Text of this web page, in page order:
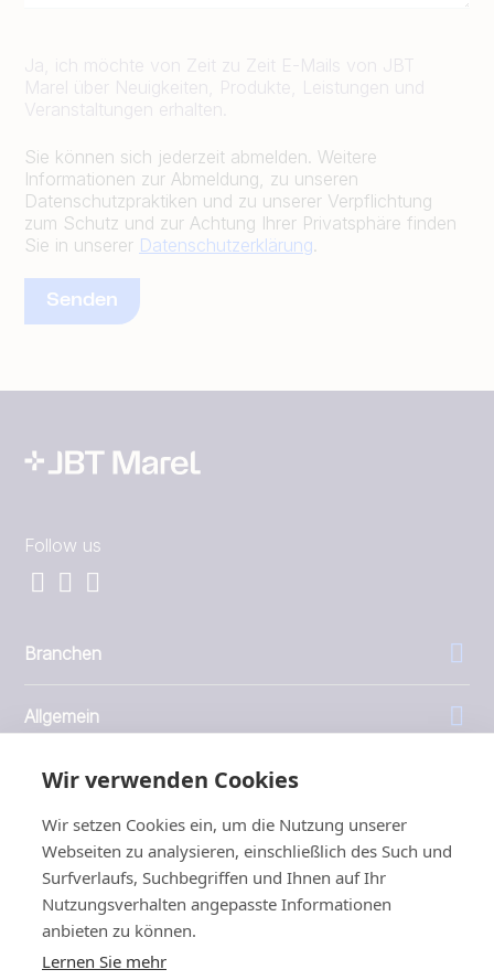
Wir verwenden Cookies
Wir setzen Cookies ein, um die Nutzung unserer
Webseiten zu analysieren, einschließlich des Such und
Surfverlaufs, Suchbegriffen und Ihnen auf Ihr
Nutzungsverhalten angepasste Informationen
anbieten zu können.
Lernen Sie mehr
Ja, ich möchte von Zeit zu Zeit E-Mails von JBT
Marel über Neuigkeiten, Produkte, Leistungen und
Veranstaltungen erhalten.
Sie können sich jederzeit abmelden. Weitere
Informationen zur Abmeldung, zu unseren
Datenschutzpraktiken und zu unserer Verpflichtung
zum Schutz und zur Achtung Ihrer Privatsphäre finden
Sie in unserer Datenschutzerklärung.
Follow us
Branchen
Allgemein
Unternehmen
Investoren
1999 - 2026 © JBT Marel